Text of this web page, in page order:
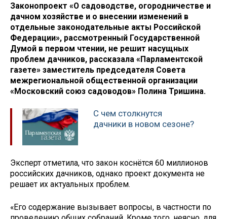
Законопроект «О садоводстве, огородничестве и
дачном хозяйстве и о внесении изменений в
отдельные законодательные акты Российской
Федерации», рассмотренный Государственной
Думой в первом чтении, не решит насущных
проблем дачников, рассказала «Парламентской
газете» заместитель председателя Совета
межрегиональной общественной организации
«Московский союз садоводов» Полина Тришина.
С чем столкнутся
дачники в новом сезоне?
Эксперт отметила, что закон коснётся 60 миллионов
российских дачников, однако проект документа не
решает их актуальных проблем.
«Его содержание вызывает вопросы, в частности по